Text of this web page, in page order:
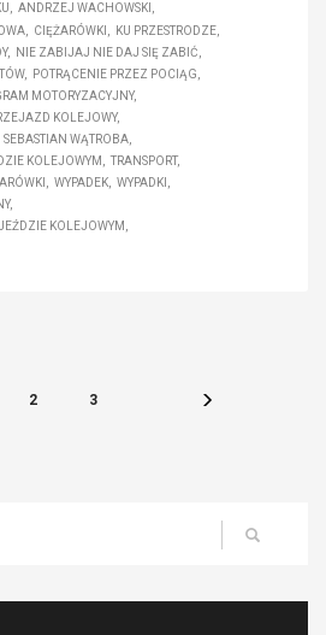
ANDRZEJ WACHOWSKI
CIĘŻARÓWKI
KU PRZESTRODZE
NIE ZABIJAJ NIE DAJ SIĘ ZABIĆ
POTRĄCENIE PRZEZ POCIĄG
MOTORYZACYJNY
KOLEJOWY
SEBASTIAN WĄTROBA
KOLEJOWYM
TRANSPORT
WYPADEK
WYPADKI
KOLEJOWYM
2 3